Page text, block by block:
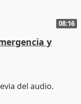
08:16
y